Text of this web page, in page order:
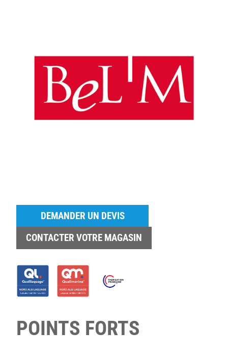
DEMANDER UN DEVIS
CONTACTER VOTRE MAGASIN
POINTS FORTS